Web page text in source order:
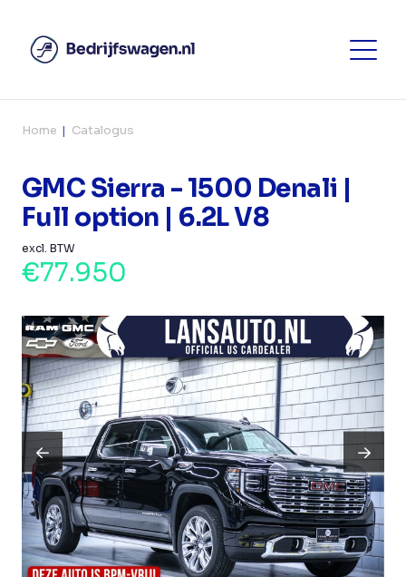
Home Catalogus
GMC Sierra - 1500 Denali |
Full option | 6.2L V8
excl. BTW
€77.950